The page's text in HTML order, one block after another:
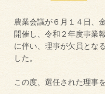
農業会議が６月１４日、
開催し、令和２年度事業
に伴い、理事が欠員とな
した。
この度、選任された理事